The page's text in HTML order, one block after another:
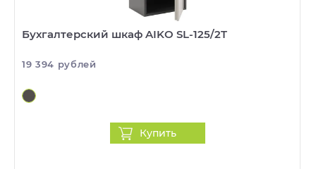
Бухгалтерский шкаф AIKO SL-125/2T
19 394 рублей
Купить